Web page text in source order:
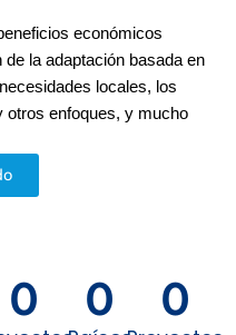
económicos
la adaptación basada en
locales, los
otros enfoques, y mucho
0 0 0